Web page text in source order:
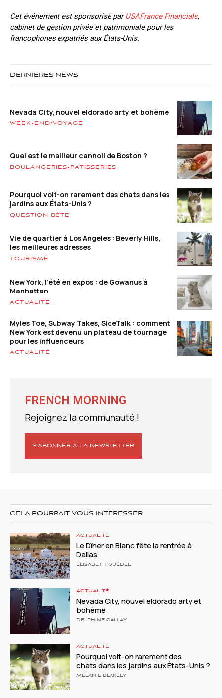
Cet événement est sponsorisé parUSAFrance Financials,
cabinet de gestion privée et patrimoniale pour les
francophones expatriés aux États-Unis.
DERNIÈRES NEWS
Nevada City, nouvel eldorado arty et bohème
WEEK-END/VOYAGE
Quel est le meilleur cannoli de Boston ?
BOULANGERIES-PÂTISSERIES
Pourquoi voit-on rarement des chats dans les
jardins aux États-Unis ?
QUESTION BÊTE
Vie de quartier à Los Angeles : Beverly Hills,
les meilleures adresses
TOURISME
New York, l’été en expos : de Gowanus à
Manhattan
ACTUALITÉ
Myles Toe, Subway Takes, SideTalk : comment
New York est devenu un plateau de tournage
pour les influenceurs
ACTUALITÉ
FRENCH MORNING
Rejoignez la communauté !
S’ABONNER À LA NEWSLETTER
CELA POURRAIT VOUS INTÉRESSER
ACTUALITÉ
Le Dîner en Blanc fête la rentrée à
Dallas
ELISABETH GUÉDEL
ACTUALITÉ
Nevada City, nouvel eldorado arty et
bohème
DELPHINE GALLAY
ACTUALITÉ
Pourquoi voit-on rarement des
chats dans les jardins aux États-Unis ?
MELANIE BLAKELY